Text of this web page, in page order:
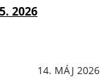
2026
14. MÁJ 2026